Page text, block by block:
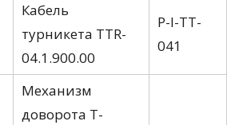
Кабель
турникета TTR-
04.1.900.00
P-I-TT-
041
Механизм
доворота T-